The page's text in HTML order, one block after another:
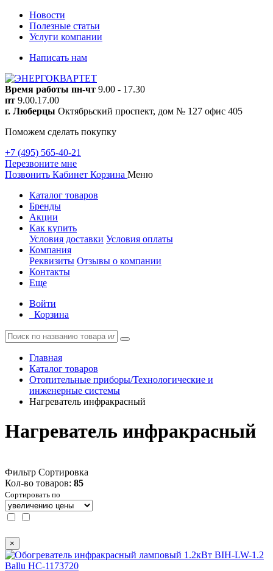
Новости
Полезные статьи
Услуги компании
Написать нам
Время работы пн-чт 9.00 - 17.30
пт 9.00.17.00
г. Люберцы Октябрьский проспект, дом № 127 офис 405
Поможем сделать покупку
+7 (495) 565-40-21
Перезвоните мне
Позвонить Кабинет Корзина Меню
Каталог товаров
Бренды
Акции
Как купить
Условия доставки Условия оплаты
Компания
Реквизиты Отзывы о компании
Контакты
Еще
Войти
Корзина
Главная
Каталог товаров
Отопительные приборы/Технологические и
инженерные системы
Нагреватель инфракрасный
Нагреватель инфракрасный
Фильтр Сортировка
Кол-во товаров: 85
Сортировать по
×